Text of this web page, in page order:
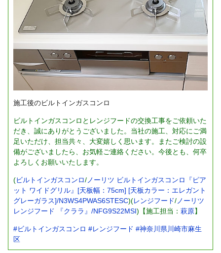
施工後のビルトインガスコンロ
ビルトインガスコンロとレンジフードの交換工事をご依頼いた
だき、誠にありがとうございました。当社の施工、対応にご満
足いただけ、担当共々、大変嬉しく思います。またご検討の設
備がございましたら、お気軽ご連絡ください。今後とも、何卒
よろしくお願いいたします。
(ビルトインガスコンロ/ ノーリツ ビルトインガスコンロ『ピア
ット ワイドグリル』[天板幅：75cm] [天板カラー：エレガント
グレーガラス]/N3WS4PWAS6STESC)(レンジフード/ ノーリツ
レンジフード 『クララ』/NFG9S22MSI)【施工担当： 萩原】
#ビルトインガスコンロ #レンジフード #神奈川県川崎市麻生
区